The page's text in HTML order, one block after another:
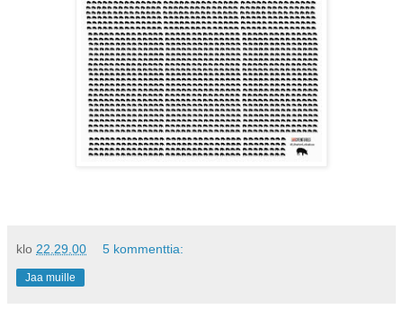
klo 22.29.00 5 kommenttia:
Jaa muille